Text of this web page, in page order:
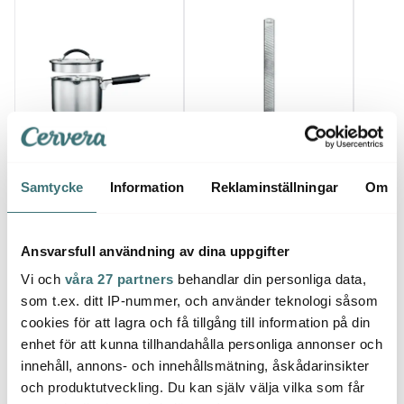
Samtycke Information Reklaminställningar Om
Ansvarsfull användning av dina uppgifter
Vi och våra 27 partners behandlar din personliga data,
som t.ex. ditt IP-nummer, och använder teknologi såsom
cookies för att lagra och få tillgång till information på din
enhet för att kunna tillhandahålla personliga annonser och
innehåll, annons- och innehållsmätning, åskådarinsikter
och produktutveckling. Du kan själv välja vilka som får
Backaryd Kastrull med
glaslock 1,5 L
679 kr
Classic Zester rivjärn
utan handtag 31,5 cm
Låt dig inspireras av våra kunder